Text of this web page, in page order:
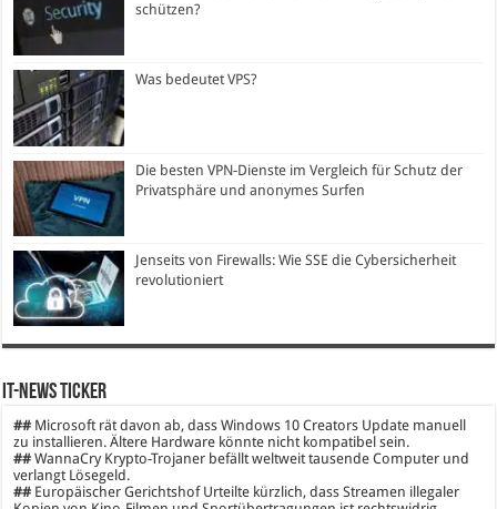
schützen?
Was bedeutet VPS?
Die besten VPN-Dienste im Vergleich für Schutz der
Privatsphäre und anonymes Surfen
Jenseits von Firewalls: Wie SSE die Cybersicherheit
revolutioniert
IT-News Ticker
## Microsoft rät davon ab, dass Windows 10 Creators Update manuell
zu installieren. Ältere Hardware könnte nicht kompatibel sein.
## WannaCry Krypto-Trojaner befällt weltweit tausende Computer und
verlangt Lösegeld.
## Europäischer Gerichtshof Urteilte kürzlich, dass Streamen illegaler